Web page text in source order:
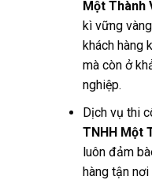
Một Thành
kì vững
khách hàng
mà còn ở
nghiệp.
Dịch vụ thi
TNHH Một
luôn đảm
hàng tận